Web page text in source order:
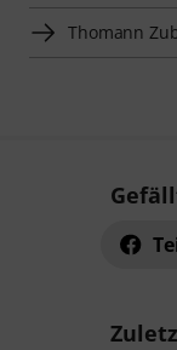
Thomann